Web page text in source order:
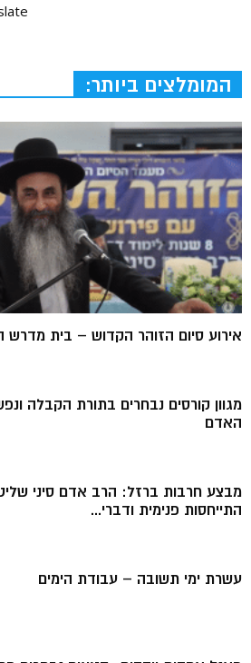
המומלצים ביותר:
אירוע סיום הזוהר הקדוש – בית מדרש
מגוון קורסים נבחרים בתורת הקבלה
האדם
מבצע חרבות ברזל: הרב אדם סיני
התייחסות פנימית ודברי...
עשרת ימי תשובה – עבודת הימים